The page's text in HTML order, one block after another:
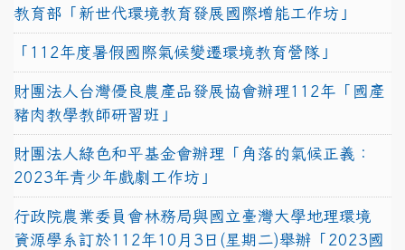
教育部「新世代環境教育發展國際增能工作坊」
「112年度暑假國際氣候變遷環境教育營隊」
財團法人台灣優良農產品發展協會辦理112年「國產
豬肉教學教師研習班」
財團法人綠色和平基金會辦理「角落的氣候正義：
2023年青少年戲劇工作坊」
行政院農業委員會林務局與國立臺灣大學地理環境
資源學系訂於112年10月3日(星期二)舉辦「2023國